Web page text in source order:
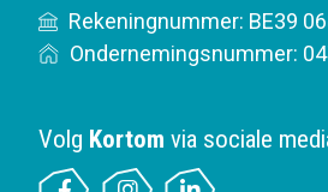
Rekeningnummer: BE39
Ondernemingsnummer:
Volg Kortom via sociale